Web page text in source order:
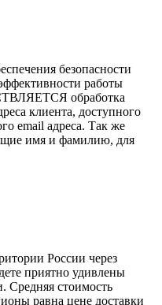
безопасности
работы
обработка
клиента, доступного
email адреса. Так же
имя и фамилию, для
России через
приятно удивлены
Средняя стоимость
равна цене доставки